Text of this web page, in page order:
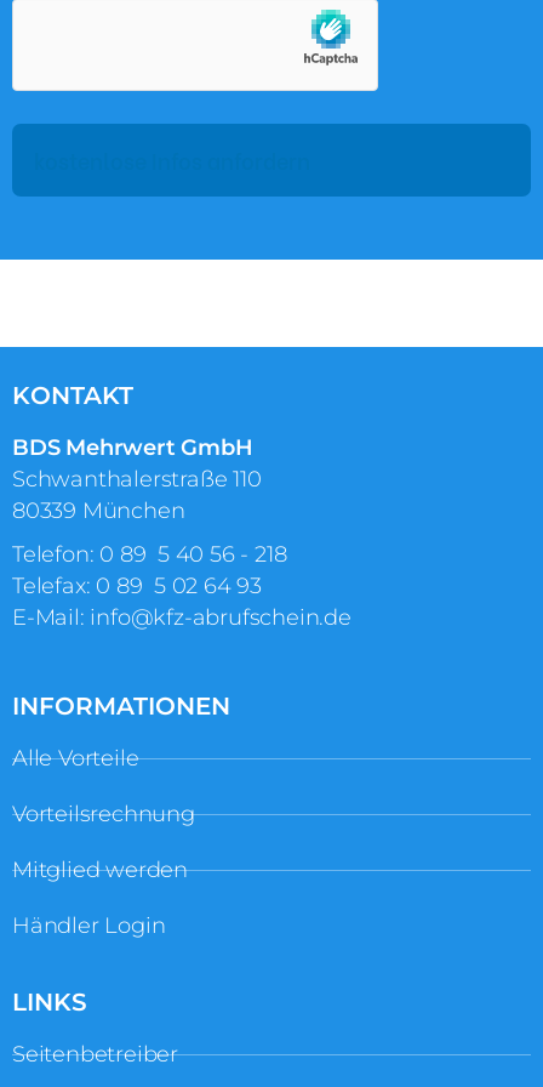
KONTAKT
BDS Mehrwert GmbH
Schwanthalerstraße 110
80339 München
Telefon: 0 89 5 40 56 ‑ 218
Telefax: 0 89 5 02 64 93
E-Mail: info@kfz-abrufschein.de
INFORMATIONEN
Alle Vorteile
Vorteilsrechnung
Mitglied werden
Händler Login
LINKS
Seitenbetreiber